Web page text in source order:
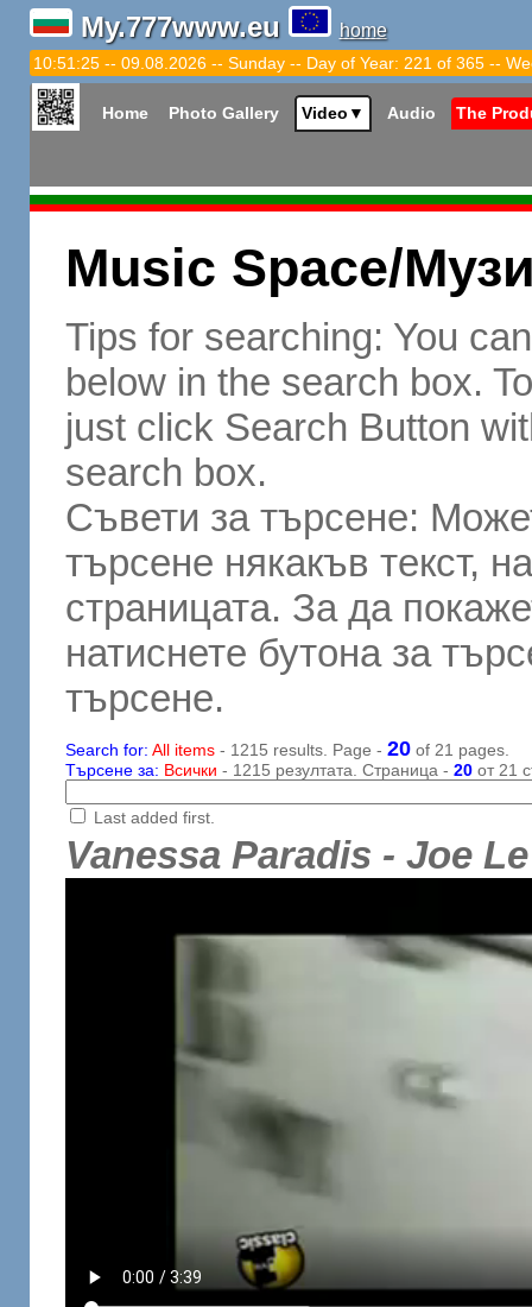
My.777www.eu home
10:51:26 -- 09.08.2026 -- Sunday -- Day of Year: 221 of 365 --
Home Photo Gallery Video ▼ Audio The
Music Space/
Tips for searching: You
below in the search box.
just click Search Button
search box.
Съвети за търсене:
търсене някакъв текст,
страницата. За да
натиснете бутона за
търсене.
Search for: All items- 1215 results. Page - 20of 21 pages.
Търсене за: Всички - 1215 резултата. Страница - 20от 21
Last added first.
Vanessa Paradis - Joe